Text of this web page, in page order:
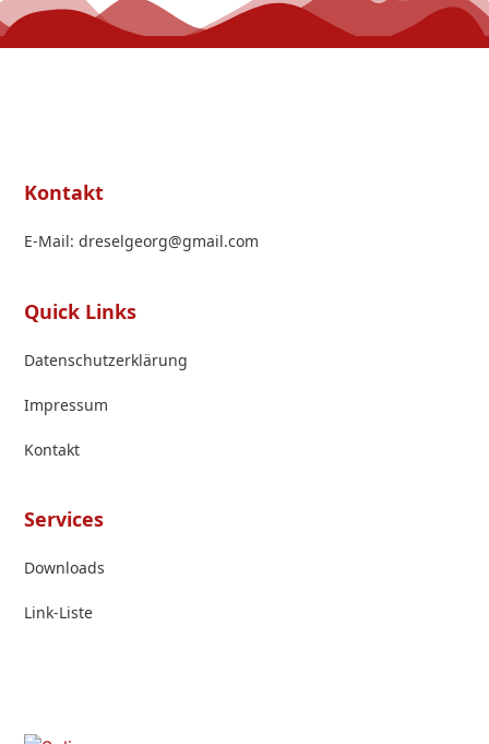
Services
Downloads
Link-Liste
Quick Links
Datenschutzerklärung
Impressum
Kontakt
Kontakt
E-Mail: dreselgeorg@gmail.com